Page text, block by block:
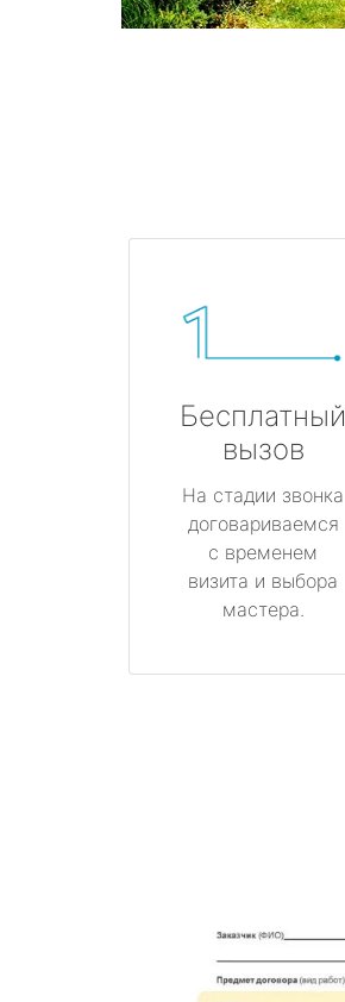
Бесплатный
вызов
На стадии звонка
договариваемся
с временем
визита и выбора
мастера.